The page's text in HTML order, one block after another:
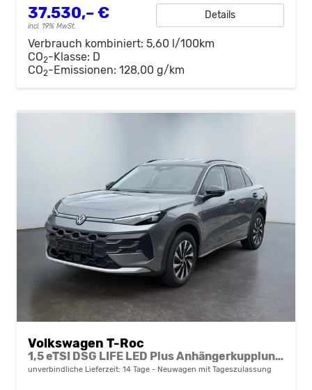
37.530,– €
incl. 19% MwSt.
Details
Verbrauch kombiniert: 5,60 l/100km
CO2-Klasse: D
CO2-Emissionen: 128,00 g/km
Volkswagen T-Roc
1,5 eTSI DSG LIFE LED Plus Anhängerkupplung Navigation Digital Pro Sitzheizung beheiztes Lenkrad 17 Zoll Alu 5J Garantie
unverbindliche Lieferzeit: 14 Tage Neuwagen mit Tageszulassung